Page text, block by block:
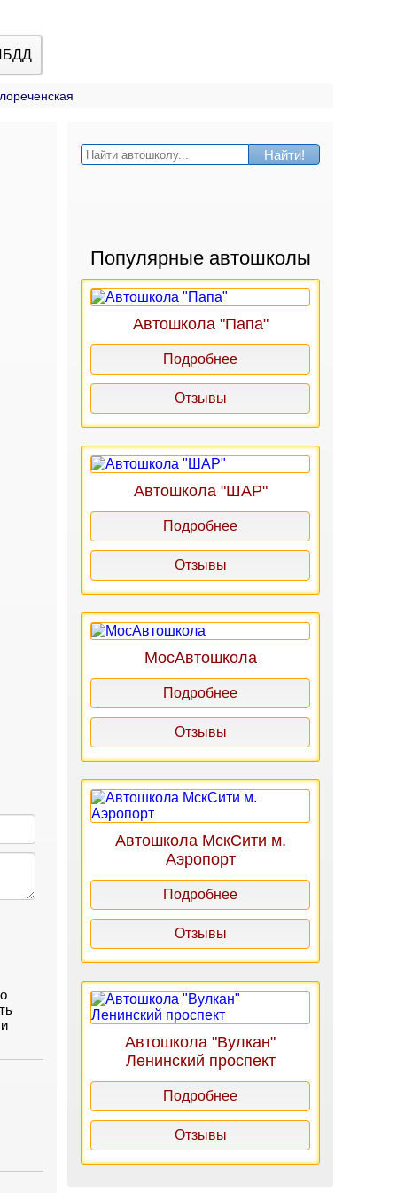
Найти!
Популярные автошколы
Автошкола "Папа"
Подробнее
Отзывы
Автошкола "ШАР"
Подробнее
Отзывы
МосАвтошкола
Подробнее
Отзывы
Автошкола МскСити м.
Аэропорт
Подробнее
Отзывы
Автошкола "Вулкан"
Ленинский проспект
Подробнее
Отзывы